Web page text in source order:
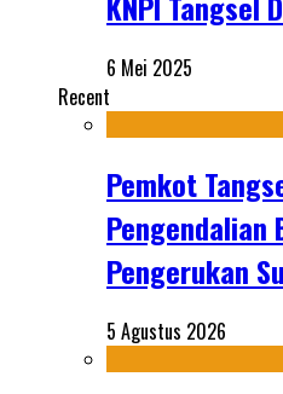
6 Mei 2025
Recent
Pemkot
Pengendalian
Pengerukan
5 Agustus 2026